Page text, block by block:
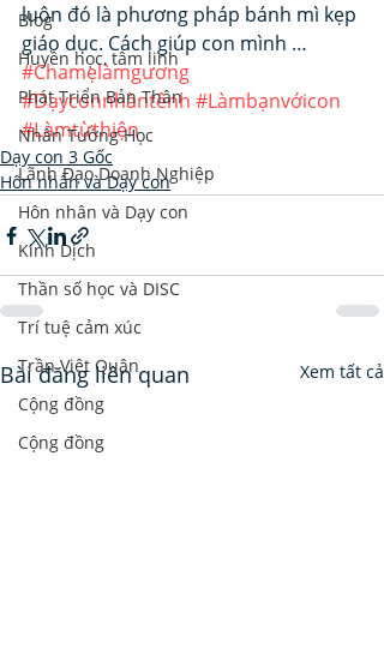
Blog
Huyền học, tâm linh
Phát Triển Bản Thân
Nhân Tướng Học
Lãnh Đạo Doanh Nghiệp
Hôn nhân và Dạy con
Kinh Dịch
Thần số học và DISC
Trí tuệ cảm xúc
Trần Việt Quân
Cộng đồng
Cộng đồng
luôn đó là phương pháp bánh mì kẹp
giáo dục. Cách giúp con mình …
#Chamẹlàmgương
#Dạyconnhàntênh #Làmbạnvớicon
#Làmtừthiện
Dạy con 3 Gốc
Hôn nhân và Dạy con
Bài đăng liên quan Xem tất cả